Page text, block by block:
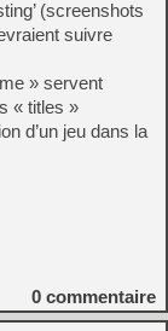
(screenshots
suivre
» servent
« titles »
d’un jeu dans la
0 commentaire